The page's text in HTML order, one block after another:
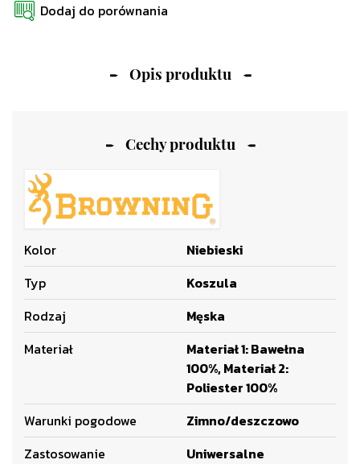
Dodaj do porównania
Cechy produktu
Kolor
Niebieski
Typ
Koszula
Rodzaj
Męska
Materiał
Materiał 1: Bawełna
100%, Materiał 2:
Poliester 100%
Warunki pogodowe
Zimno/deszczowo
Zastosowanie
Uniwersalne
Opis produktu